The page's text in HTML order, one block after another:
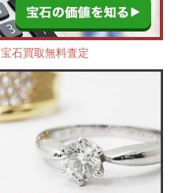
宝石買取無料査定